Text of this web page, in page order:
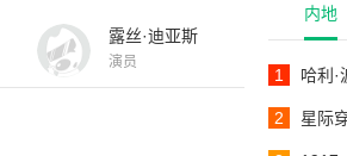
内地
1 哈利·
2 星际
露丝·迪亚斯
演员